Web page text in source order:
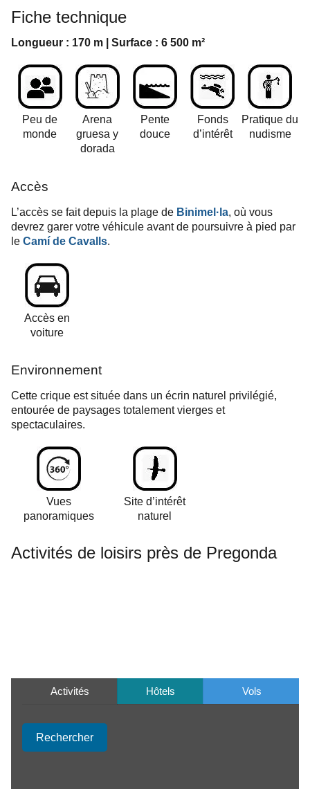
Fiche technique
Longueur : 170 m | Surface : 6 500 m²
Peu de
monde
Arena
gruesa y
dorada
Pente
douce
Fonds
d’intérêt
Pratique du
nudisme
Accès
L’accès se fait depuis la plage de Binimel·la, où vous
devrez garer votre véhicule avant de poursuivre à pied par
le Camí de Cavalls.
Accès en
voiture
Environnement
Cette crique est située dans un écrin naturel privilégié,
entourée de paysages totalement vierges et
spectaculaires.
Vues
panoramiques
Site d’intérêt
naturel
Activités de loisirs près de Pregonda
Activités Hôtels Vols
Rechercher